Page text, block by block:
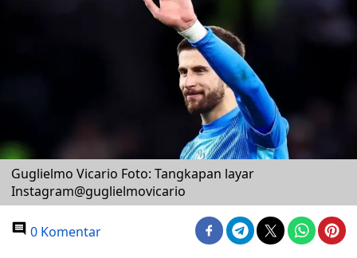
Guglielmo Vicario Foto: Tangkapan layar
Instagram@guglielmovicario
0 Komentar